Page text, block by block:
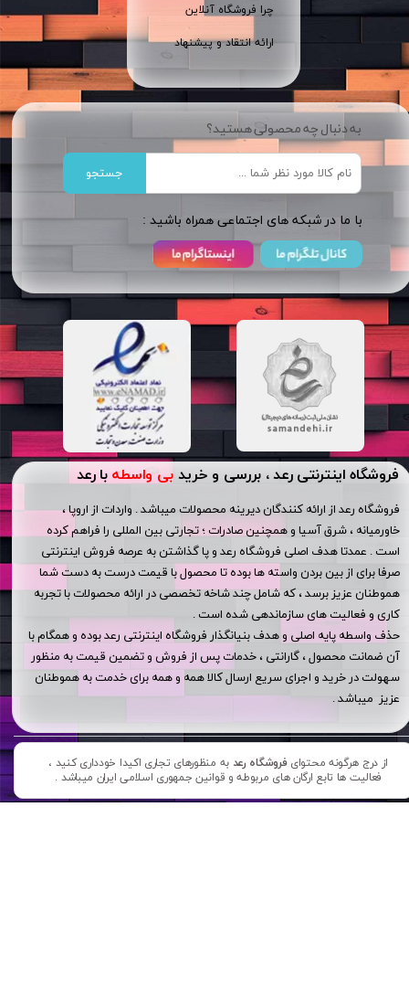
فروشگاه اینترنتی رعد ، بررسی و خرید بی واسطه با رعد
فروشگاه رعد از ارائه کنندگان دیرینه محصولات میباشد . واردات از اروپا ،
خاورمیانه ، شرق آسیا و همچنین صادرات ؛ تجارتی بین المللی را فراهم کرده
است . عمدتا هدف اصلی فروشگاه رعد و پا گذاشتن به عرصه فروش اینترنتی
صرفا برای از بین بردن واسته ها بوده تا محصول با قیمت درست به دست شما
هموطنان عزیز برسد ، که شامل چند شاخه تخصصی در ارائه محصولات با تجربه
کاری و فعالیت های سازماندهی شده است .
حذف واسطه پایه اصلی و هدف بنیانگذار فروشگاه اینترنتی رعد بوده و همگام با
آن ضمانت محصول ، گارانتی ، خدمات پس از فروش و تضمین قیمت به منظور
سهولت در خرید و اجرای سریع ارسال کالا همه و همه برای خدمت به هموطنان
عزیز میباشد .
از درج هرگونه محتوایفروشگاه رعد به منظورهای تجاری اکیدا خودداری کنید ،
فعالیت ها تابع ارگان های مربوطه و قوانین جمهوری اسلامی ایران میباشد .​​​​​​​
چرا فروشگاه آنلاین
ارائه انتقاد و پیشنهاد
به دنبال چه محصولی هستید؟
جستجو
​​با ما در شبکه های اجتماعی همراه باشید :